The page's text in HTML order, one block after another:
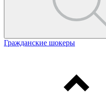
Гражданские шокеры